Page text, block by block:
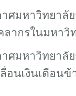
ศมหาวิทยาลั
ลากรในมหาวิ
าศมหาวิทยาลั
ลื่อนเงินเดือน